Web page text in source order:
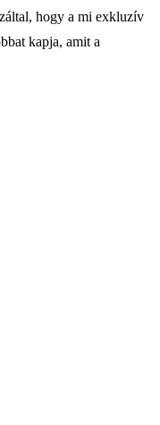
hogy a mi exkluzív
kapja, amit a